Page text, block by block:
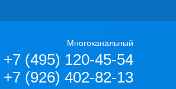
Многоканальный
+7 (495) 120-45-54
+7 (926) 402-82-13